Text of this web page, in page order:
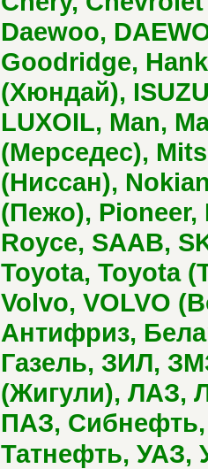
Daewoo,
Goodridge,
(Хюндай),
LUXOIL, Man,
(Мерседес),
(Ниссан),
(Пежо), Pioneer,
Royce, SAAB,
Toyota, Toyota
Volvo, VOLVO
Антифриз,
Газель, ЗИЛ,
(Жигули), ЛАЗ,
ПАЗ, Сибнефть,
Татнефть,